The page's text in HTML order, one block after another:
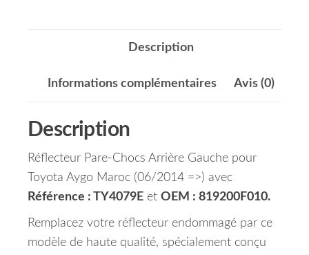
Description
Informations complémentaires Avis (0)
Description
Réflecteur Pare-Chocs Arrière Gauche pour
Toyota Aygo Maroc (06/2014 =>) avec
Référence : TY4079E et OEM : 819200F010.
Remplacez votre réflecteur endommagé par ce
modèle de haute qualité, spécialement conçu